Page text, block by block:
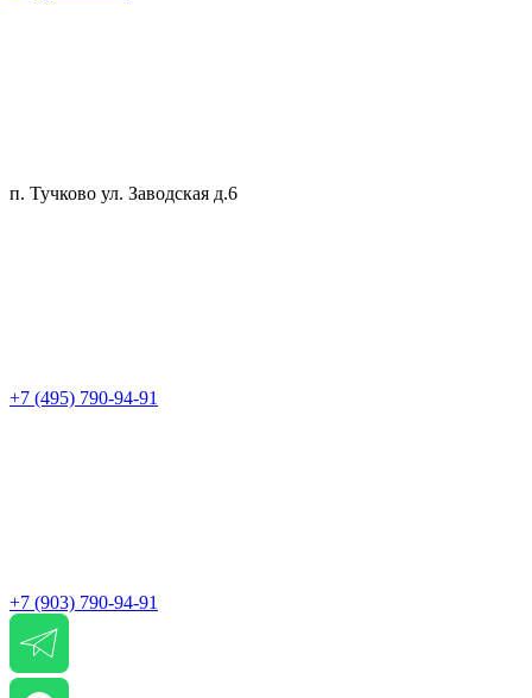
п. Тучково ул. Заводская д.6
+7 (495) 790-94-91
+7 (903) 790-94-91